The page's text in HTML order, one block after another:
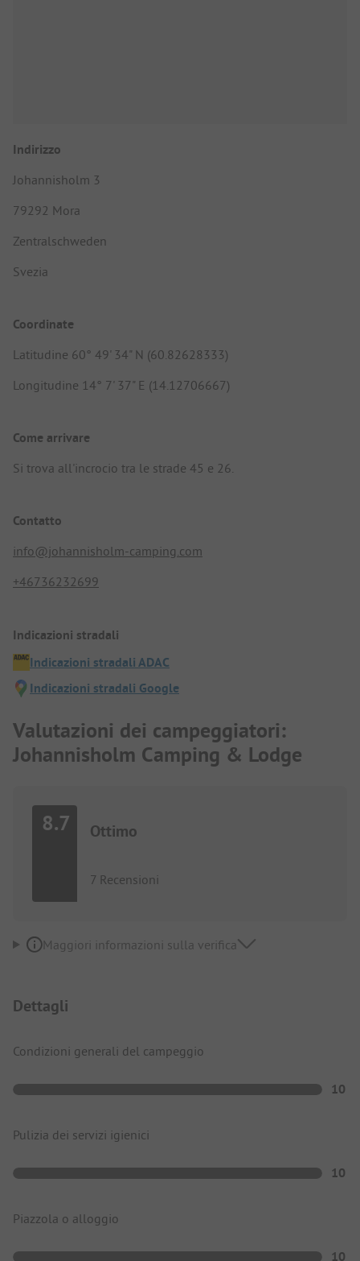
Indirizzo
Johannisholm 3
79292 Mora
Zentralschweden
Svezia
Coordinate
Latitudine 60° 49' 34" N (60.82628333)
Longitudine 14° 7' 37" E (14.12706667)
Come arrivare
Si trova all'incrocio tra le strade 45 e 26.
Contatto
info@johannisholm-camping.com
+46736232699
Indicazioni stradali
Indicazioni stradali ADAC
Indicazioni stradali Google
Valutazioni dei campeggiatori:
Johannisholm Camping & Lodge
8.7 Ottimo
7 Recensioni
Maggiori informazioni sulla verifica
Dettagli
Condizioni generali del campeggio
10
Pulizia dei servizi igienici
10
Piazzola o alloggio
10